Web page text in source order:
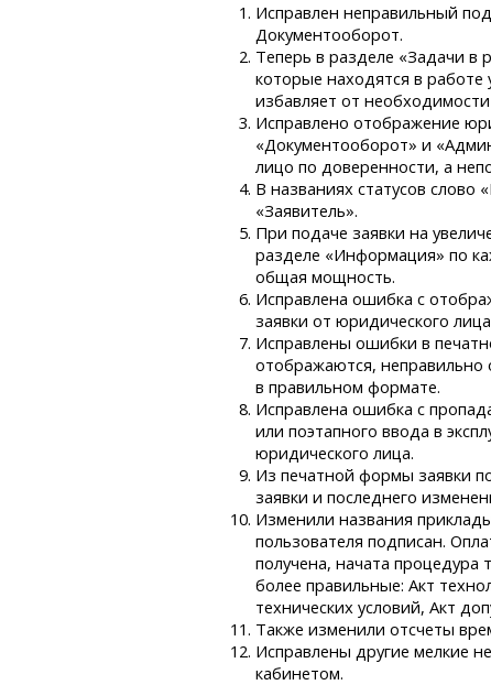
Исправлен неправильный
Документооборот.
Теперь в разделе «Задачи в
которые находятся в работе
избавляет от
Исправлено отображение
«Документооборот» и
лицо по доверенности, а
В названиях статусов слово
«Заявитель».
При подаче заявки на
разделе «Информация» по
общая мощность.
Исправлена ошибка с
заявки от юридического
Исправлены ошибки в
отображаются,
в правильном формате.
Исправлена ошибка с
или поэтапного ввода в
юридического лица.
Из печатной формы заявки
заявки и последнего
Изменили названия
пользователя подписан.
получена, начата процедура
более правильные: Акт
технических условий, Акт
Также изменили отсчеты
Исправлены другие мелкие
кабинетом.